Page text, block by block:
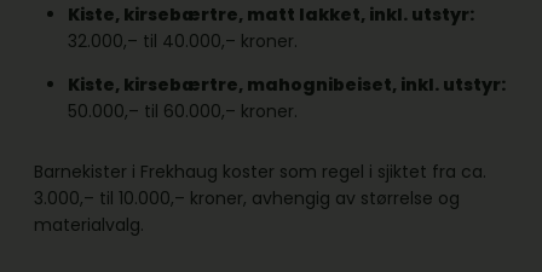
Kiste, kirsebærtre, matt lakket, inkl. utstyr:
32.000,– til 40.000,– kroner.
Kiste, kirsebærtre, mahognibeiset, inkl. utstyr:
50.000,– til 60.000,– kroner.
Barnekister i Frekhaug koster som regel i sjiktet fra ca.
3.000,– til 10.000,– kroner, avhengig av størrelse og
materialvalg.